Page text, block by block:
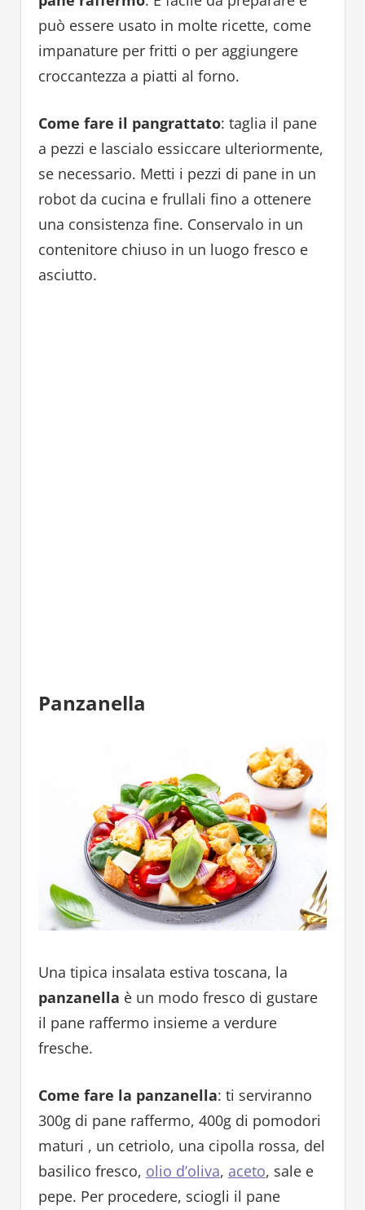
può essere usato in molte ricette, come
impanature per fritti o per aggiungere
croccantezza a piatti al forno.
Come fare il pangrattato: taglia il pane
a pezzi e lascialo essiccare ulteriormente,
se necessario. Metti i pezzi di pane in un
robot da cucina e frullali fino a ottenere
una consistenza fine. Conservalo in un
contenitore chiuso in un luogo fresco e
asciutto.
Panzanella
Una tipica insalata estiva toscana, la
panzanella è un modo fresco di gustare
il pane raffermo insieme a verdure
fresche.
Come fare la panzanella: ti serviranno
300g di pane raffermo, 400g di pomodori
maturi , un cetriolo, una cipolla rossa, del
basilico fresco, olio d’oliva, aceto, sale e
pepe. Per procedere, sciogli il pane